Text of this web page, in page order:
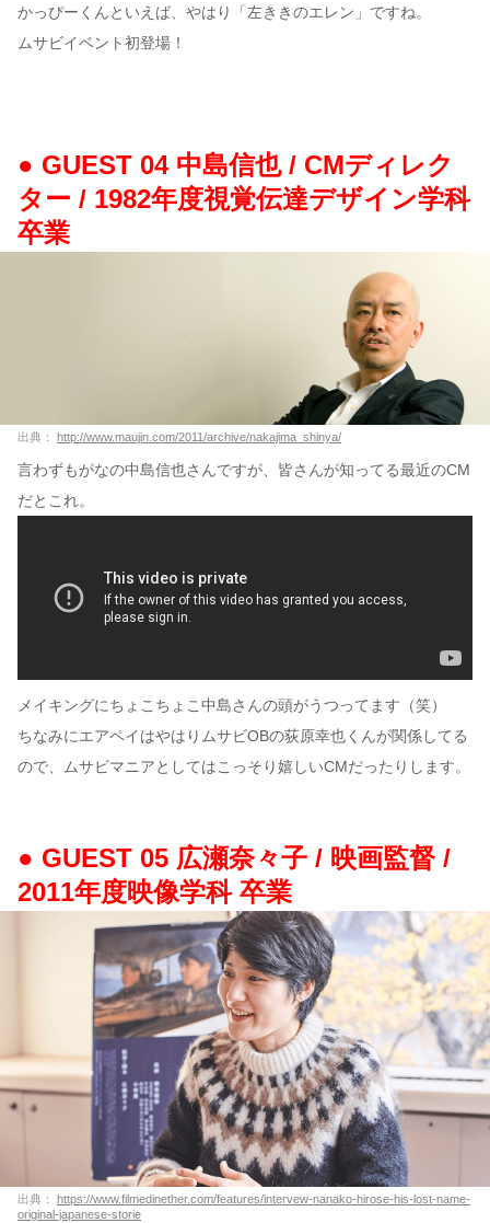
かっぴーくんといえば、やはり「左ききのエレン」ですね。
ムサビイベント初登場！
● GUEST 04 中島信也 / CMディレク
ター / 1982年度視覚伝達デザイン学科
卒業
出典： http://www.maujin.com/2011/archive/nakajima_shinya/
言わずもがなの中島信也さんですが、皆さんが知ってる最近のCM
だとこれ。
メイキングにちょこちょこ中島さんの頭がうつってます（笑）
ちなみにエアペイはやはりムサビOBの荻原幸也くんが関係してる
ので、ムサビマニアとしてはこっそり嬉しいCMだったりします。
● GUEST 05 広瀬奈々子 / 映画監督 /
2011年度映像学科 卒業
出典：
https://www.filmedinether.com/features/intervew-nanako-hirose-his-lost-name-
original-japanese-storie